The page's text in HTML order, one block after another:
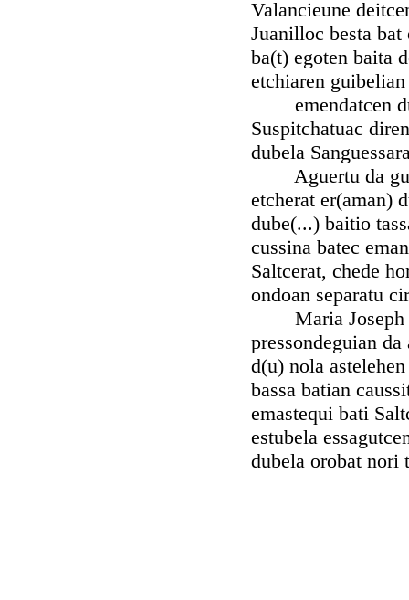
Valancieune
Juanilloc besta
ba(t) egoten baita
etchiaren guibelian
emendatcen du
Suspitchatuac
dubela
Aguertu da gure
etcherat er(aman)
dube(...) baitio
cussina batec
Saltcerat, chede
ondoan separatu
Maria Joseph
pressondeguian
d(u) nola
bassa batian
emastequi bati
estubela
dubela orobat nori